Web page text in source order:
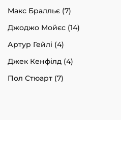
Макс Бралльє (7)
Джоджо Мойєс (14)
Артур Гейлі (4)
Джек Кенфілд (4)
Пол Стюарт (7)